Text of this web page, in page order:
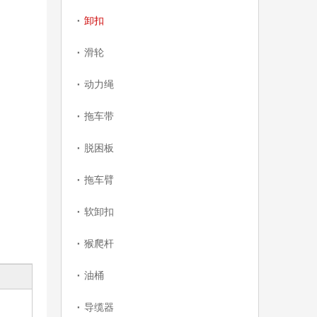
卸扣
滑轮
动力绳
拖车带
脱困板
拖车臂
软卸扣
猴爬杆
油桶
导缆器